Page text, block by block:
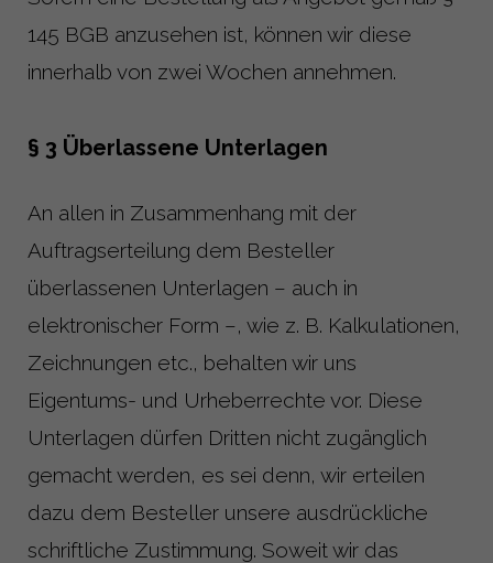
145 BGB anzusehen ist, können wir diese
innerhalb von zwei Wochen annehmen.
§ 3 Überlassene Unterlagen
An allen in Zusammenhang mit der
Auftragserteilung dem Besteller
überlassenen Unterlagen – auch in
elektronischer Form –, wie z. B. Kalkulationen,
Zeichnungen etc., behalten wir uns
Eigentums- und Urheberrechte vor. Diese
Unterlagen dürfen Dritten nicht zugänglich
gemacht werden, es sei denn, wir erteilen
dazu dem Besteller unsere ausdrückliche
schriftliche Zustimmung. Soweit wir das